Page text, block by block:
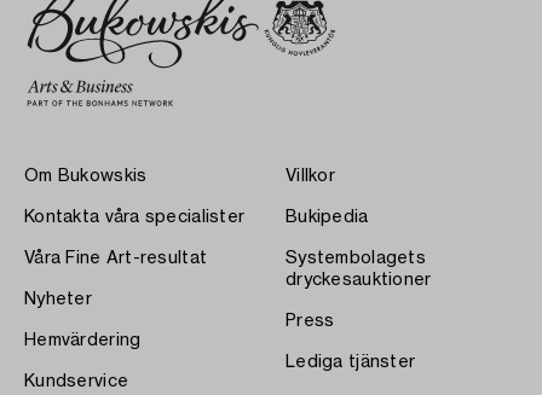
Om Bukowskis
Kontakta våra specialister
Våra Fine Art-resultat
Nyheter
Hemvärdering
Kundservice
Villkor
Bukipedia
Systembolagets
dryckesauktioner
Press
Lediga tjänster